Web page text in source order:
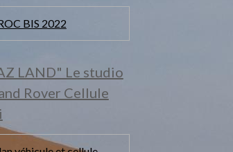
BIS 2022
LAND" Le studio
Rover Cellule